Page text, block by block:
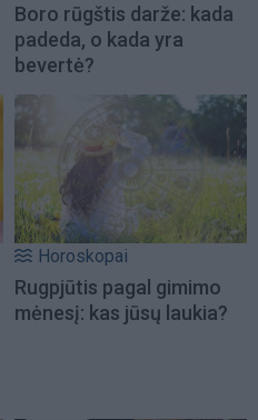
Boro rūgštis darže: kada
padeda, o kada yra
bevertė?
Horoskopai
Rugpjūtis pagal gimimo
mėnesį: kas jūsų laukia?